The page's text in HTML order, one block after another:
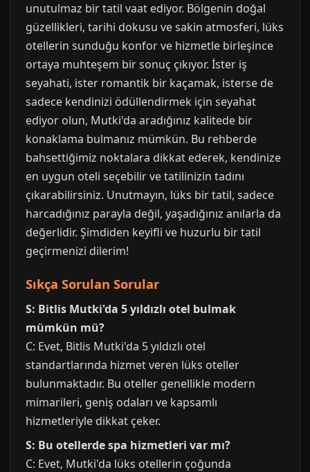
unutulmaz bir tatil vaat ediyor. Bölgenin doğal
güzellikleri, tarihi dokusu ve sakin atmosferi, lüks
otellerin sunduğu konfor ve hizmetle birleşince
ortaya muhteşem bir sonuç çıkıyor. İster iş
seyahati, ister romantik bir kaçamak, isterse de
sadece kendinizi ödüllendirmek için seyahat
ediyor olun, Mutki'da aradığınız kalitede bir
konaklama bulmanız mümkün. Bu rehberde
bahsettiğimiz noktalara dikkat ederek, kendinize
en uygun oteli seçebilir ve tatilinizin tadını
çıkarabilirsiniz. Unutmayın, lüks bir tatil, sadece
harcadığınız parayla değil, yaşadığınız anılarla da
değerlidir. Şimdiden keyifli ve huzurlu bir tatil
geçirmenizi dilerim!
Sıkça Sorulan Sorular
S: Bitlis Mutki'da 5 yıldızlı otel bulmak
mümkün mü?
C: Evet, Bitlis Mutki'da 5 yıldızlı otel
standartlarında hizmet veren lüks oteller
bulunmaktadır. Bu oteller genellikle modern
mimarileri, geniş odaları ve kapsamlı
hizmetleriyle dikkat çeker.
S: Bu otellerde spa hizmetleri var mı?
C: Evet, Mutki'da lüks otellerin çoğunda